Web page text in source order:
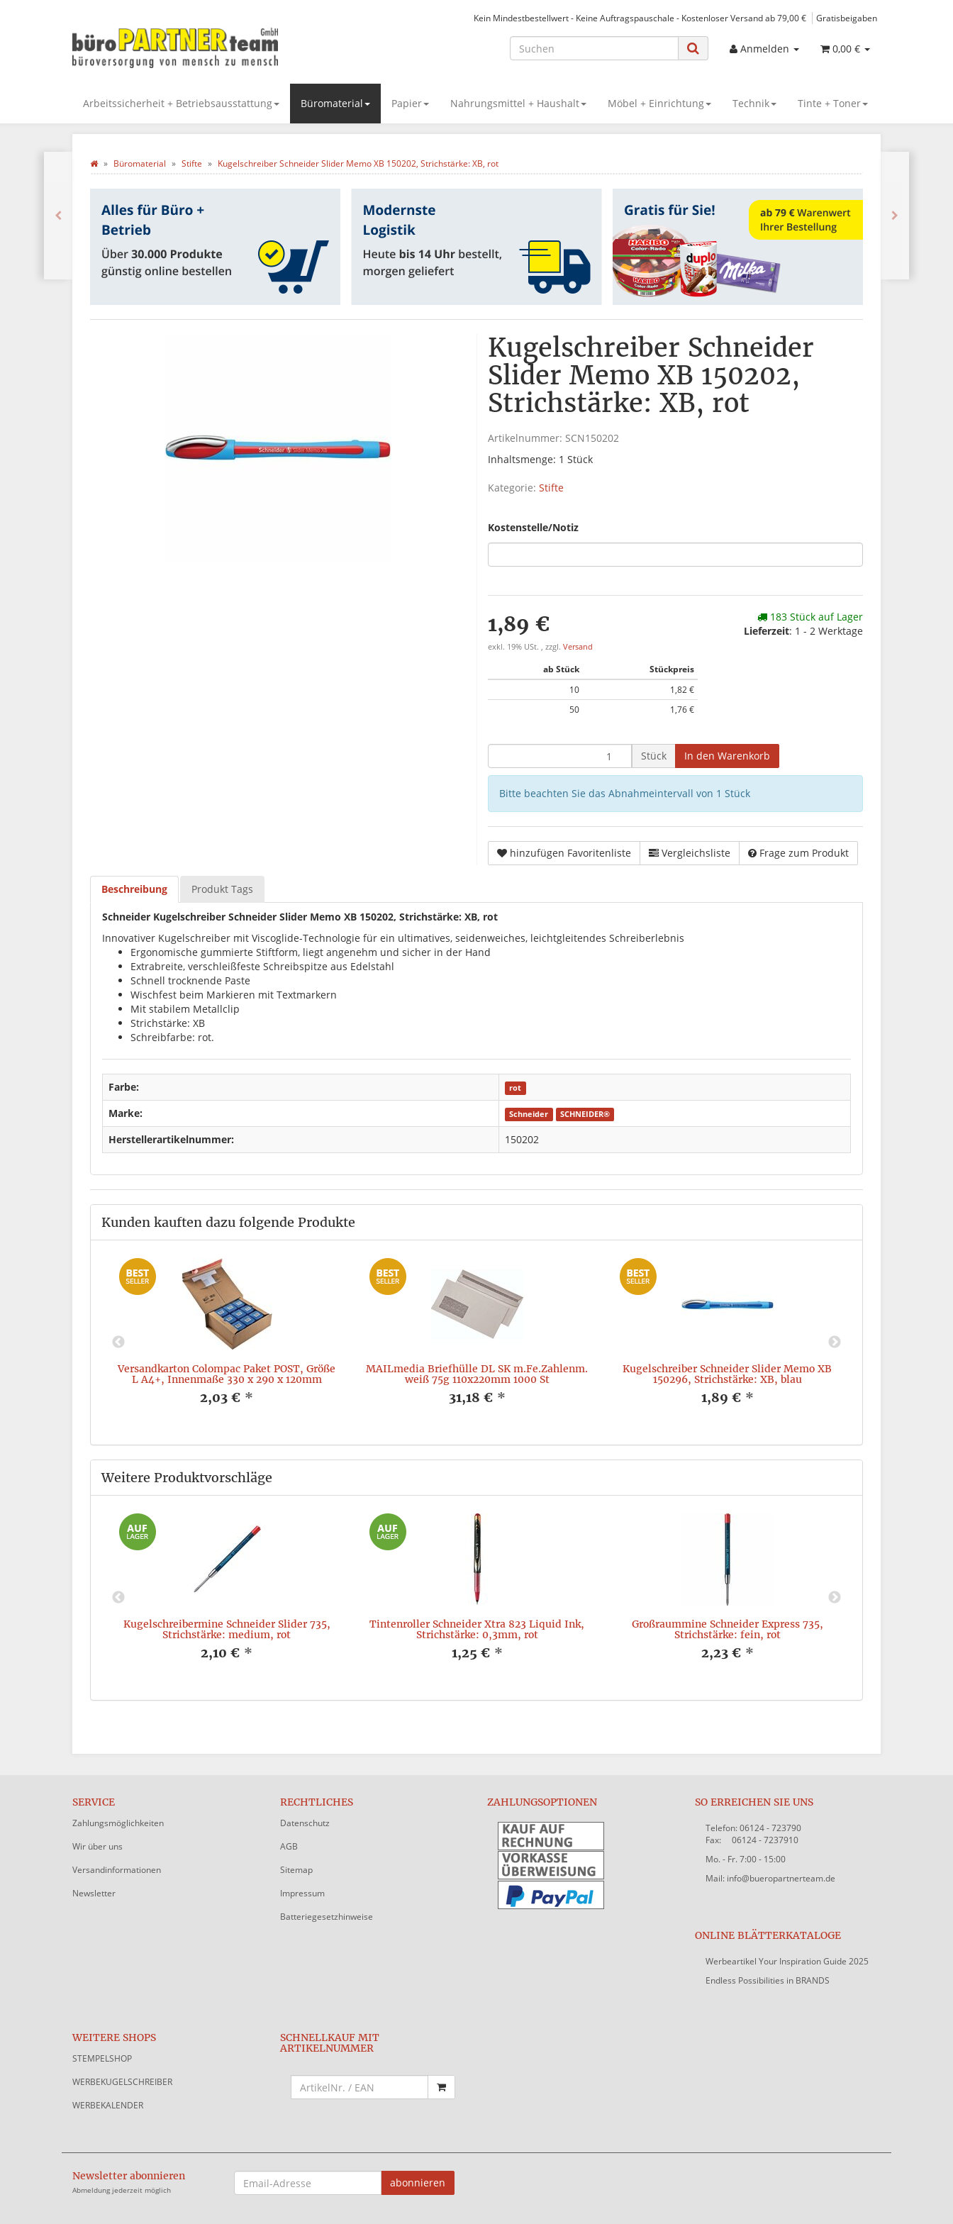
Kein Mindestbestellwert - Keine Auftragspauschale - Kostenloser Versand ab 79,00 € Gratisbeigaben
Anmelden 0,00 €
Arbeitssicherheit + Betriebsausstattung Büromaterial Papier Nahrungsmittel + Haushalt Möbel + Einrichtung Technik Tinte + Toner
Büromaterial Stifte Kugelschreiber Schneider Slider Memo XB 150202, Strichstärke: XB, rot
Kugelschreiber Schneider
Slider Memo XB 150202,
Strichstärke: XB, rot
Artikelnummer: SCN150202
Inhaltsmenge: 1 Stück
Kategorie: Stifte
Kostenstelle/Notiz
1,89 €
exkl. 19% USt. , zzgl. Versand
ab Stück
Stückpreis
10
1,82 €
50
1,76 €
183 Stück auf Lager
Lieferzeit: 1 - 2 Werktage
Stück In den Warenkorb
Bitte beachten Sie das Abnahmeintervall von 1 Stück
hinzufügen Favoritenliste Vergleichsliste Frage zum Produkt
Beschreibung Produkt Tags
Schneider Kugelschreiber Schneider Slider Memo XB 150202, Strichstärke: XB, rot
Innovativer Kugelschreiber mit Viscoglide-Technologie für ein ultimatives, seidenweiches, leichtgleitendes Schreiberlebnis
Ergonomische gummierte Stiftform, liegt angenehm und sicher in der Hand
Extrabreite, verschleißfeste Schreibspitze aus Edelstahl
Schnell trocknende Paste
Wischfest beim Markieren mit Textmarkern
Mit stabilem Metallclip
Strichstärke: XB
Schreibfarbe: rot.
Farbe: rot
Marke: Schneider SCHNEIDER®
Herstellerartikelnummer: 150202
Kunden kauften dazu folgende Produkte
Versandkarton Colompac Paket POST, Größe
L A4+, Innenmaße 330 x 290 x 120mm
2,03 € *
MAILmedia Briefhülle DL SK m.Fe.Zahlenm.
weiß 75g 110x220mm 1000 St
31,18 € *
Kugelschreiber Schneider Slider Memo XB
150296, Strichstärke: XB, blau
1,89 € *
Weitere Produktvorschläge
Kugelschreibermine Schneider Slider 735,
Strichstärke: medium, rot
2,10 € *
Tintenroller Schneider Xtra 823 Liquid Ink,
Strichstärke: 0,3mm, rot
1,25 € *
Großraummine Schneider Express 735,
Strichstärke: fein, rot
2,23 € *
SERVICE
Zahlungsmöglichkeiten
Wir über uns
Versandinformationen
Newsletter
RECHTLICHES
Datenschutz
AGB
Sitemap
Impressum
Batteriegesetzhinweise
ZAHLUNGSOPTIONEN SO ERREICHEN SIE UNS
Telefon: 06124 - 723790
Fax: 06124 - 7237910
Mo. - Fr. 7:00 - 15:00
Mail: info@bueropartnerteam.de
ONLINE BLÄTTERKATALOGE
Werbeartikel Your Inspiration Guide 2025
Endless Possibilities in BRANDS
WEITERE SHOPS
STEMPELSHOP
WERBEKUGELSCHREIBER
WERBEKALENDER
SCHNELLKAUF MIT
ARTIKELNUMMER
Newsletter abonnieren
Abmeldung jederzeit möglich
EMAIL-
ADRESSE
abonnieren